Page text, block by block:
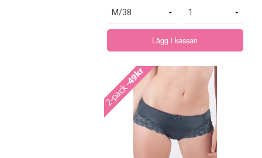
Lägg i kassan